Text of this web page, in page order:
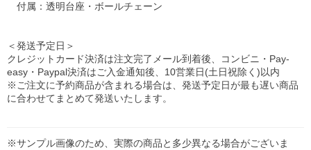
付属：透明台座・ボールチェーン
＜発送予定日＞
クレジットカード決済は注文完了メール到着後、コンビニ・Pay-
easy・Paypal決済はご入金通知後、10営業日(土日祝除く)以内
※ご注文に予約商品が含まれる場合は、発送予定日が最も遅い商品
に合わせてまとめて発送いたします。
※サンプル画像のため、実際の商品と多少異なる場合がございま